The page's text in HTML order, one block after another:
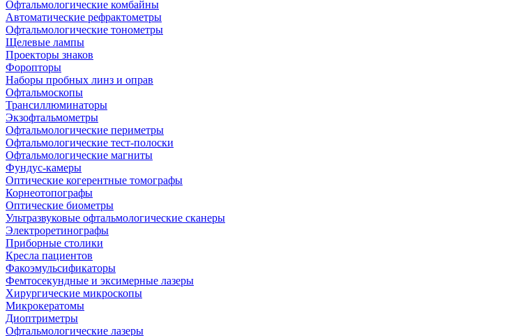
Офтальмологические комбайны
Автоматические рефрактометры
Офтальмологические тонометры
Щелевые лампы
Проекторы знаков
Форопторы
Наборы пробных линз и оправ
Офтальмоскопы
Трансиллюминаторы
Экзофтальмометры
Офтальмологические периметры
Офтальмологические тест-полоски
Офтальмологические магниты
Фундус-камеры
Оптические когерентные томографы
Корнеотопографы
Оптические биометры
Ультразвуковые офтальмологические сканеры
Электроретинографы
Приборные столики
Кресла пациентов
Факоэмульсификаторы
Фемтосекундные и эксимерные лазеры
Хирургические микроскопы
Микрокератомы
Диоптриметры
Офтальмологические лазеры